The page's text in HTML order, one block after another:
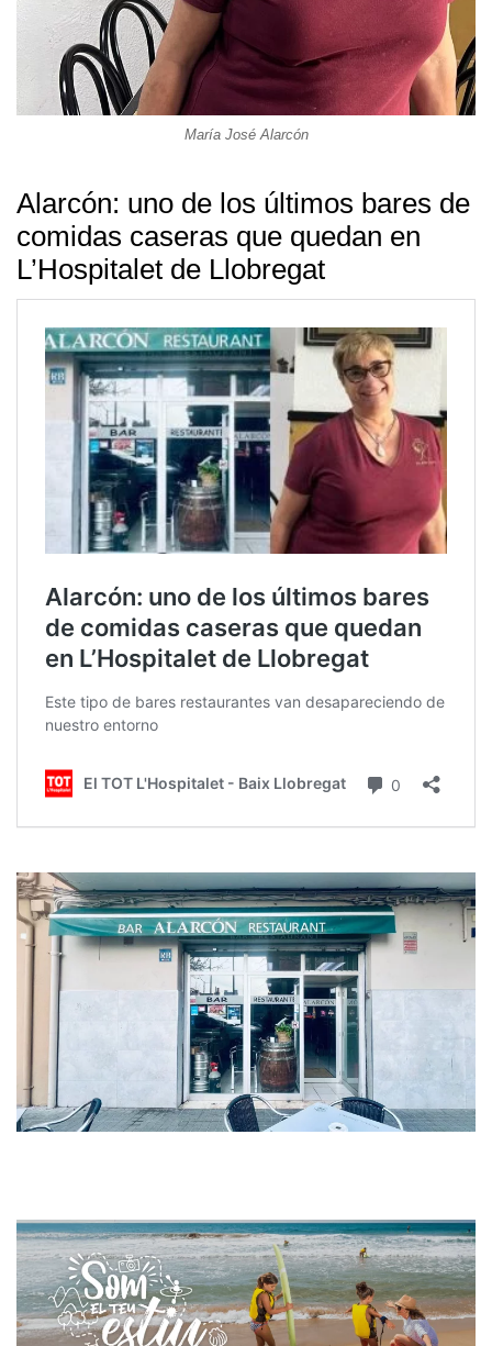
María José Alarcón
Alarcón: uno de los últimos bares de
comidas caseras que quedan en
L’Hospitalet de Llobregat